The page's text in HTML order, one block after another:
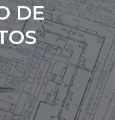
DE